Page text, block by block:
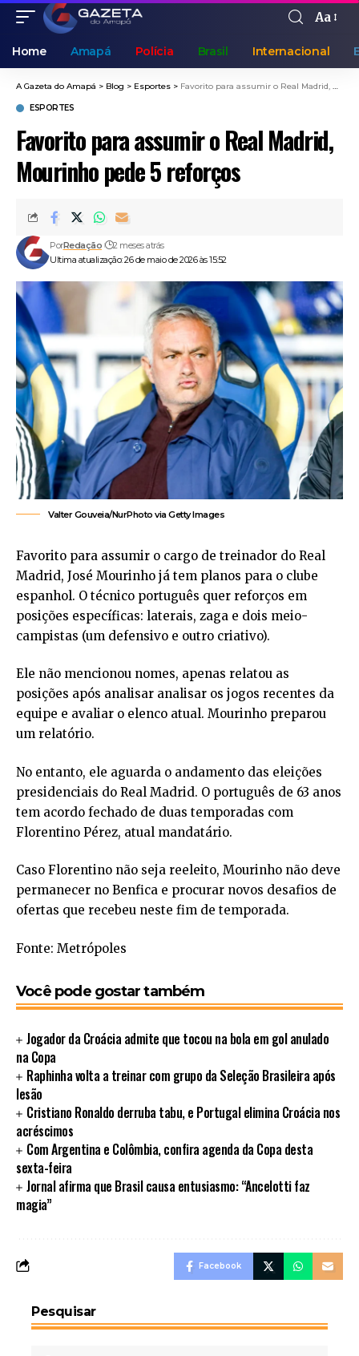
Aa
Home Amapá Polícia Brasil Internacional
A Gazeta do Amapá > Blog > Esportes > Favorito para assumir o Real Madrid, Mourinho pede 5 reforços
ESPORTES
Favorito para assumir o Real Madrid,
Mourinho pede 5 reforços
Ultima atualização: 26 de maio de 2026 às 15:52
PorRedação 2 meses atrás
Valter Gouveia/NurPhoto via Getty Images
Favorito para assumir o cargo de treinador do Real
Madrid, José Mourinho já tem planos para o clube
espanhol. O técnico português quer reforços em
posições específicas: laterais, zaga e dois meio-
campistas (um defensivo e outro criativo).
Ele não mencionou nomes, apenas relatou as
posições após analisar analisar os jogos recentes da
equipe e avaliar o elenco atual. Mourinho preparou
um relatório.
No entanto, ele aguarda o andamento das eleições
presidenciais do Real Madrid. O português de 63 anos
tem acordo fechado de duas temporadas com
Florentino Pérez, atual mandatário.
Caso Florentino não seja reeleito, Mourinho não deve
permanecer no Benfica e procurar novos desafios de
ofertas que recebeu neste fim de temporada.
Fonte: Metrópoles
Você pode gostar também
Jogador da Croácia admite que tocou na bola em gol anulado
na Copa
Raphinha volta a treinar com grupo da Seleção Brasileira após
lesão
Cristiano Ronaldo derruba tabu, e Portugal elimina Croácia nos
acréscimos
Com Argentina e Colômbia, confira agenda da Copa desta
sexta-feira
Jornal afirma que Brasil causa entusiasmo: “Ancelotti faz
magia”
Facebook
Pesquisar